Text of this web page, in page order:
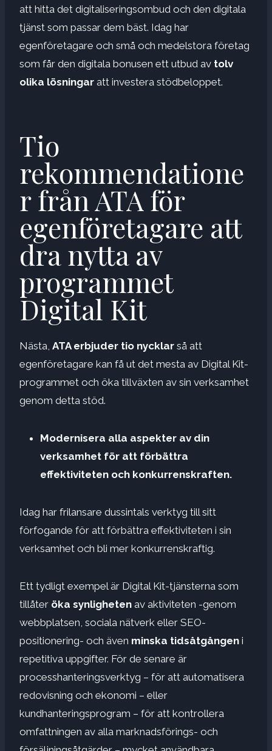
att hitta det digitaliseringsombud och den digitala
tjänst som passar dem bäst. Idag har
egenföretagare och små och medelstora företag
som får den digitala bonusen ett utbud av tolv
olika lösningar att investera stödbeloppet.
Tio
rekommendatione
r från ATA för
egenföretagare att
dra nytta av
programmet
Digital Kit
Nästa, ATA erbjuder tio nycklar så att
egenföretagare kan få ut det mesta av Digital Kit-
programmet och öka tillväxten av sin verksamhet
genom detta stöd.
Modernisera alla aspekter av din
verksamhet för att förbättra
effektiviteten och konkurrenskraften.
Idag har frilansare dussintals verktyg till sitt
förfogande för att förbättra effektiviteten i sin
verksamhet och bli mer konkurrenskraftig.
Ett tydligt exempel är Digital Kit-tjänsterna som
tillåter öka synligheten av aktiviteten -genom
webbplatsen, sociala nätverk eller SEO-
positionering- och även minska tidsåtgången i
repetitiva uppgifter. För de senare är
processhanteringsverktyg – för att automatisera
redovisning och ekonomi – eller
kundhanteringsprogram – för att kontrollera
omfattningen av alla marknadsförings- och